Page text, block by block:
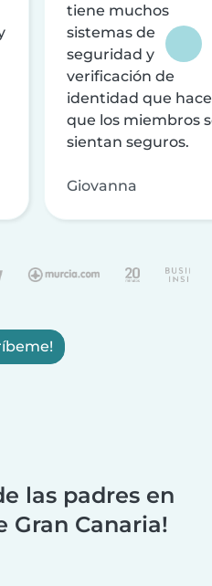
tiene muchos
sistemas de
seguridad y
verificación de
identidad que
que los miembros
sientan seguros.
Giovanna
las padres en
Gran Canaria!